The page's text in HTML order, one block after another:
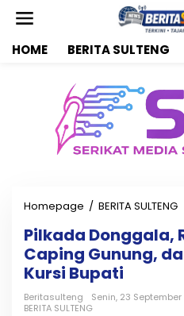
HOME BERITA SULTENG
Homepage / BERITA SULTENG
k
a
Pilkada Donggala,
Caping Gunung,
Kursi Bupati
Beritasulteng
Senin, 23
BERITA SULTENG